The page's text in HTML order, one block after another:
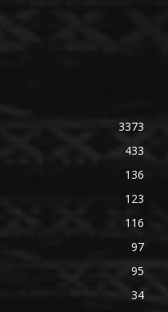
3373
433
136
123
116
97
95
34